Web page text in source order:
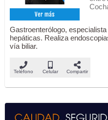
Ver más
Gastroenterólogo,
hepáticas. Realiza
vía biliar.
Teléfono Celular Compartir